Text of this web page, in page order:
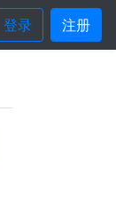
登录 注册